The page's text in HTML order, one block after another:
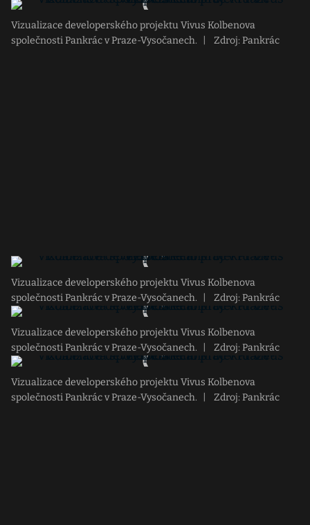
Vizualizace developerského projektu Vivus Kolbenova
společnosti Pankrác v Praze-Vysočanech.
Zdroj: Pankrác
Vizualizace developerského projektu Vivus Kolbenova
společnosti Pankrác v Praze-Vysočanech.
Zdroj: Pankrác
Vizualizace developerského projektu Vivus Kolbenova
společnosti Pankrác v Praze-Vysočanech.
Zdroj: Pankrác
Vizualizace developerského projektu Vivus Kolbenova
společnosti Pankrác v Praze-Vysočanech.
Zdroj: Pankrác